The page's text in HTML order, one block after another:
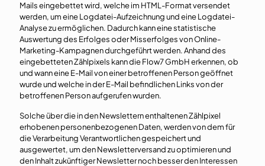
Mails eingebettet wird, welche im HTML-Format versendet
werden, um eine Logdatei-Aufzeichnung und eine Logdatei-
Analyse zu ermöglichen. Dadurch kann eine statistische
Auswertung des Erfolges oder Misserfolges von Online-
Marketing-Kampagnen durchgeführt werden. Anhand des
eingebetteten Zählpixels kann die Flow7 GmbH erkennen, ob
und wann eine E-Mail von einer betroffenen Person geöffnet
wurde und welche in der E-Mail befindlichen Links von der
betroffenen Person aufgerufen wurden.
Solche über die in den Newslettern enthaltenen Zählpixel
erhobenen personenbezogenen Daten, werden von dem für
die Verarbeitung Verantwortlichen gespeichert und
ausgewertet, um den Newsletterversand zu optimieren und
den Inhalt zukünftiger Newsletter noch besser den Interessen